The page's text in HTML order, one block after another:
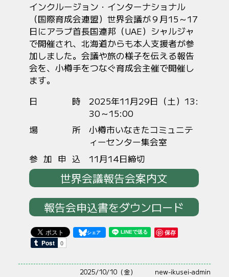
インクルージョン・インターナショナル
（国際育成会連盟）世界会議が９月15～17
日にアラブ首長国連邦（UAE）シャルジャ
で開催され、北海道からも本人支援者が参
加しました。会議や旅の様子を伝える報告
会を、小樽手をつなぐ育成会主催で開催し
ます。
日時
2025年11月29日（土）13:
30～15:00
場所
小樽市いなきたコミュニテ
ィーセンター集会室
参加申込
11月14日締切
世界会議報告会案内文
報告会申込書をダウンロード
保存
2025/10/10（金） new-ikusei-admin